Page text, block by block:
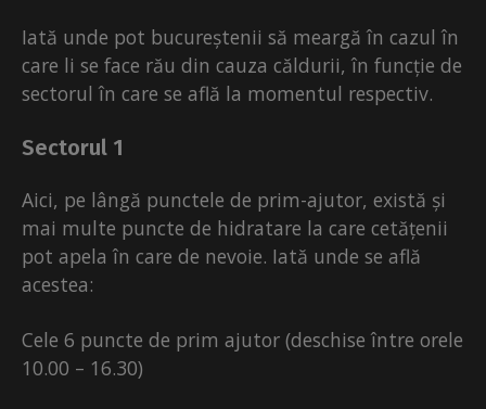
Iată unde pot bucureștenii să meargă în cazul în
care li se face rău din cauza căldurii, în funcție de
sectorul în care se află la momentul respectiv.
Sectorul 1
Aici, pe lângă punctele de prim-ajutor, există și
mai multe puncte de hidratare la care cetățenii
pot apela în care de nevoie. Iată unde se află
acestea:
Cele 6 puncte de prim ajutor (deschise între orele
10.00 – 16.30)